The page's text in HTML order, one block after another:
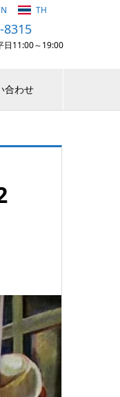
8315
日11:00～19:00
TH
合わせ